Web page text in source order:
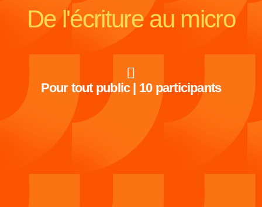
De l'écriture au micro
Pour tout public | 10 participants